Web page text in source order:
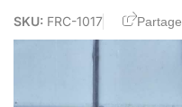
SKU: FRC-1017